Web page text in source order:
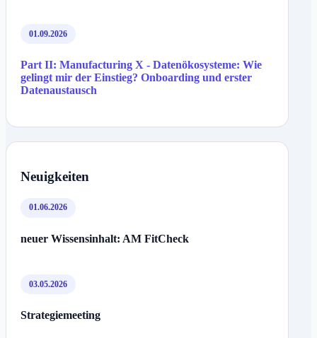
01.09.2026
Part II: Manufacturing X - Datenökosysteme: Wie
gelingt mir der Einstieg? Onboarding und erster
Datenaustausch
Neuigkeiten
01.06.2026
neuer Wissensinhalt: AM FitCheck
03.05.2026
Strategiemeeting